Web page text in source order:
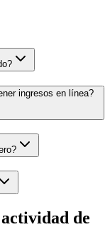
ingresos en línea?
de